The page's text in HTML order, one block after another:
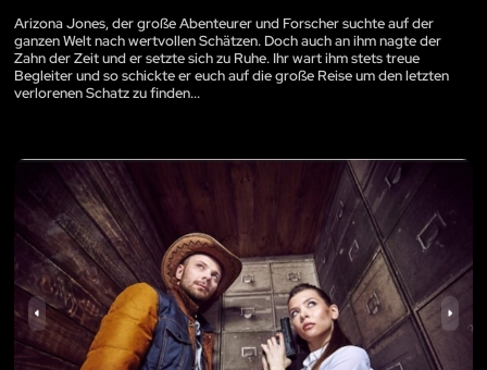
Arizona Jones, der große Abenteurer und Forscher suchte auf der
ganzen Welt nach wertvollen Schätzen. Doch auch an ihm nagte der
Zahn der Zeit und er setzte sich zu Ruhe. Ihr wart ihm stets treue
Begleiter und so schickte er euch auf die große Reise um den letzten
verlorenen Schatz zu finden...